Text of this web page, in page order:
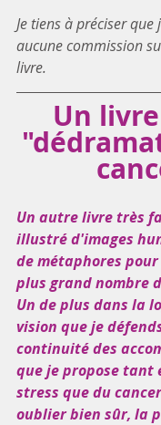
Je tiens à préciser que
aucune commission
livre.
Un
Un autre livre très
illustré d'images
de métaphores
plus grand nombre
Un de plus dans la
vision que je
continuité des
que je propose tant
stress que du
oublier bien sûr, la